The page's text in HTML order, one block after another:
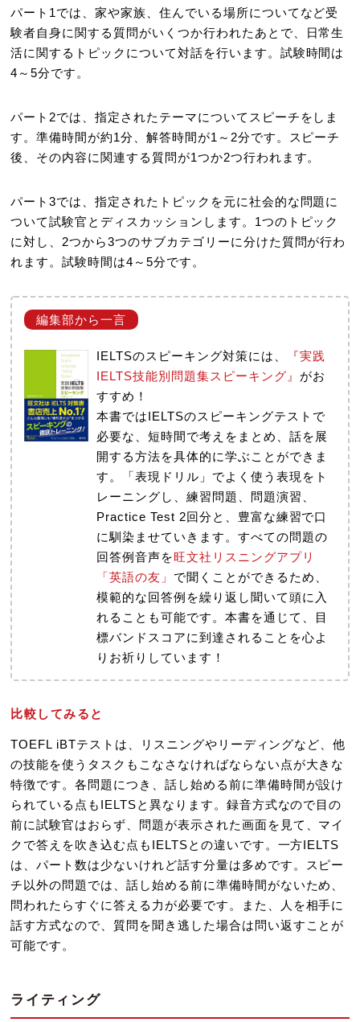
パート1では、家や家族、住んでいる場所についてなど受
験者自身に関する質問がいくつか行われたあとで、日常生
活に関するトピックについて対話を行います。試験時間は
4～5分です。
パート2では、指定されたテーマについてスピーチをしま
す。準備時間が約1分、解答時間が1～2分です。スピーチ
後、その内容に関連する質問が1つか2つ行われます。
パート3では、指定されたトピックを元に社会的な問題に
ついて試験官とディスカッションします。1つのトピック
に対し、2つから3つのサブカテゴリーに分けた質問が行わ
れます。試験時間は4～5分です。
IELTSのスピーキング対策には、
『実践
IELTS技能別問題集スピーキング』 がお
すすめ！
本書ではIELTSのスピーキングテストで
必要な、短時間で考えをまとめ、話を展
開する方法を具体的に学ぶことができま
す。「表現ドリル」でよく使う表現をト
レーニングし、練習問題、問題演習、
Practice Test 2回分と、豊富な練習で口
に馴染ませていきます。すべての問題の
回答例音声を旺文社リスニングアプリ
「英語の友」 で聞くことができるため、
模範的な回答例を繰り返し聞いて頭に入
れることも可能です。本書を通じて、目
標バンドスコアに到達されることを心よ
りお祈りしています！
比較してみると
TOEFL iBTテストは、リスニングやリーディングなど、他
の技能を使うタスクもこなさなければならない点が大きな
特徴です。各問題につき、話し始める前に準備時間が設け
られている点もIELTSと異なります。録音方式なので目の
前に試験官はおらず、問題が表示された画面を見て、マイ
クで答えを吹き込む点もIELTSとの違いです。一方IELTS
は、パート数は少ないけれど話す分量は多めです。スピー
チ以外の問題では、話し始める前に準備時間がないため、
問われたらすぐに答える力が必要です。また、人を相手に
話す方式なので、質問を聞き逃した場合は問い返すことが
可能です。
ライティング